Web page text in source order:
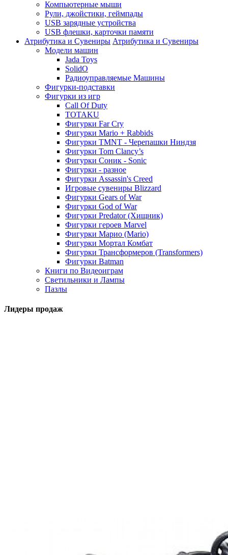
Компьютерные мыши
Рули, джойстики, геймпады
USB зарядные устройства
USB флешки, карточки памяти
Атрибутика и Сувениры Атрибутика и Сувениры
Модели машин
Jada Toys
SolidO
Радиоуправляемые Машины
Фигурки-подставки
Фигурки из игр
Call Of Duty
TOTAKU
Фигурки Far Cry
Фигурки Mario + Rabbids
Фигурки TMNT - Черепашки Ниндзя
Фигурки Tom Clancy’s
Фигурки Соник - Sonic
Фигурки - разное
Фигурки Assassin's Creed
Игровые сувениры Blizzard
Фигурки Gears of War
Фигурки God of War
Фигурки Predator (Хищник)
Фигурки героев Marvel
Фигурки Марио (Mario)
Фигурки Мортал Комбат
Фигурки Трансформеров (Transformers)
Фигурки Batman
Книги по Видеоиграм
Светильники и Лампы
Пазлы
Лидеры продаж